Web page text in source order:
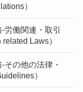
）
労働関連・取引
Laws）
の他の法律・
）